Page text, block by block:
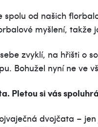
spolu od našich
myšlení,
zvyklí, na hřišti o
Bohužel nyní ne ve
Pletou si vás
dvojčata –